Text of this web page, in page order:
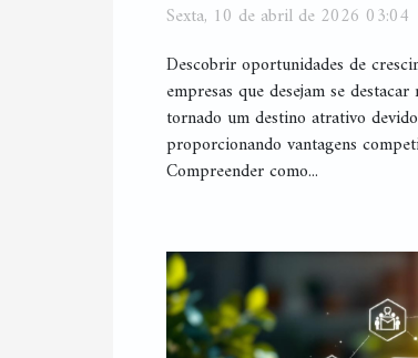
Sexta, 10 de abril de 2026 03:04
Descobrir oportunidades de
empresas que desejam se
tornado um destino atrativo
proporcionando vantagens
Compreender como...